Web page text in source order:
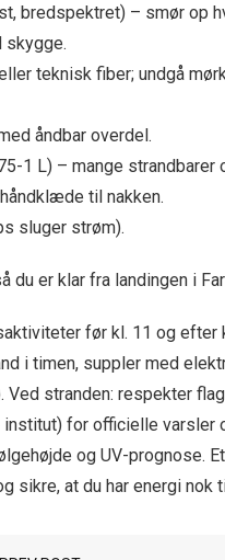
bredspektret) – smør op
skygge.
teknisk fiber; undgå
åndbar overdel.
1 L) – mange strandbarer
til nakken.
sluger strøm).
du er klar fra landingen i
før kl. 11 og
i timen, suppler med
Ved stranden: respekter
for officielle varsler
og UV-prognose.
sikre, at du har energi nok